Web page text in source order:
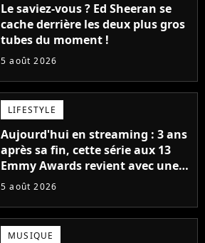
Le saviez-vous ? Ed Sheeran se
cache derrière les deux plus gros
tubes du moment !
5 août 2026
LIFESTYLE
Aujourd'hui en streaming : 3 ans
après sa fin, cette série aux 13
Emmy Awards revient avec une
suite... totalement différente
5 août 2026
MUSIQUE